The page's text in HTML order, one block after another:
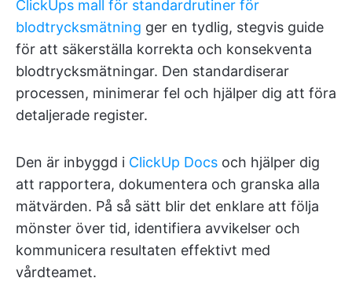
ClickUps mall för standardrutiner för
blodtrycksmätning ger en tydlig, stegvis guide
för att säkerställa korrekta och konsekventa
blodtrycksmätningar. Den standardiserar
processen, minimerar fel och hjälper dig att föra
detaljerade register.
Den är inbyggd i ClickUp Docs och hjälper dig
att rapportera, dokumentera och granska alla
mätvärden. På så sätt blir det enklare att följa
mönster över tid, identifiera avvikelser och
kommunicera resultaten effektivt med
vårdteamet.